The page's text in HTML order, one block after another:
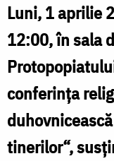
postului
în
viaţa
tinerilor“
Luni, 1 aprilie
12:00, în sala
conferinţa
tinerilor“,